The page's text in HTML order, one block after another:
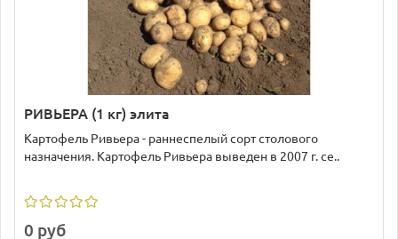
РИВЬЕРА (1 кг) элита
Картофель Ривьера - раннеспелый сорт столового
назначения. Картофель Ривьера выведен в 2007 г. се..
0 руб